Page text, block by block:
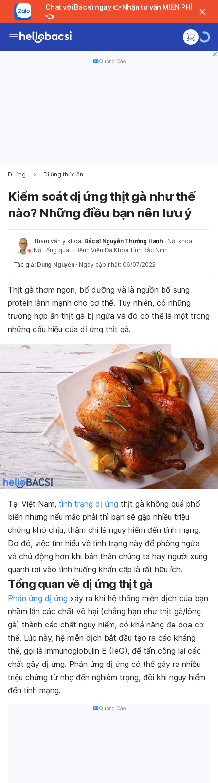
Chat với Bác sĩ ngay 👉 Nhận tư vấn MIỄN PHÍ
👈
Quảng Cáo
Dị ứng Dị ứng thức ăn
Kiểm soát dị ứng thịt gà như thế
nào? Những điều bạn nên lưu ý
Tham vấn y khoa: Bác sĩ Nguyễn Thường Hanh · Nội khoa -
Nội tổng quát · Bệnh Viện Đa Khoa Tỉnh Bắc Ninh
Tác giả: Dung Nguyễn · Ngày cập nhật: 06/07/2022
Thịt gà thơm ngon, bổ dưỡng và là nguồn bổ sung
protein lành mạnh cho cơ thể. Tuy nhiên, có những
trường hợp ăn thịt gà bị ngứa và đó có thể là một trong
những dấu hiệu của dị ứng thịt gà.
Tại Việt Nam, tình trạng dị ứng thịt gà không quá phổ
biến nhưng nếu mắc phải thì bạn sẽ gặp nhiều triệu
chứng khó chịu, thậm chí là nguy hiểm đến tính mạng.
Do đó, việc tìm hiểu về tình trạng này để phòng ngừa
và chủ động hơn khi bản thân chúng ta hay người xung
quanh rơi vào tình huống khẩn cấp là rất hữu ích.
Tổng quan về dị ứng thịt gà
Phản ứng dị ứng xảy ra khi hệ thống miễn dịch của bạn
nhầm lẫn các chất vô hại (chẳng hạn như thịt gà/lông
gà) thành các chất nguy hiểm, có khả năng đe dọa cơ
thể. Lúc này, hệ miễn dịch bắt đầu tạo ra các kháng
thể, gọi là immunoglobulin E (IeG), để tấn công lại các
chất gây dị ứng. Phản ứng dị ứng có thể gây ra nhiều
triệu chứng từ nhẹ đến nghiêm trọng, đôi khi nguy hiểm
đến tính mạng.
Quảng Cáo